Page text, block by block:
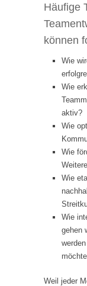
Häufige
können
Wie
Wie
aktiv?
Wie
Wie
Wie
Wie
gehen
Weil jeder